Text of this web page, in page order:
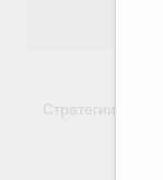
Стратегии